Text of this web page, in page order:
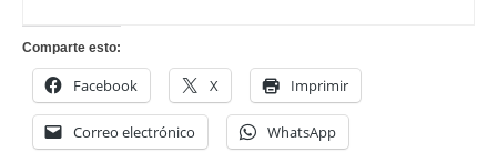
Comparte esto:
Facebook X Imprimir
Correo electrónico WhatsApp